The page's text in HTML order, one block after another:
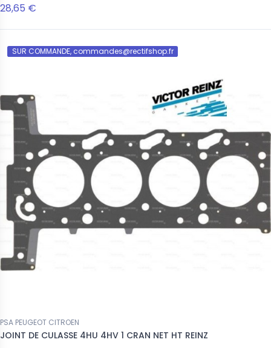
28,65 €
SUR COMMANDE, commandes@rectifshop.fr
PSA PEUGEOT CITROEN
JOINT DE CULASSE 4HU 4HV 1 CRAN NET HT REINZ